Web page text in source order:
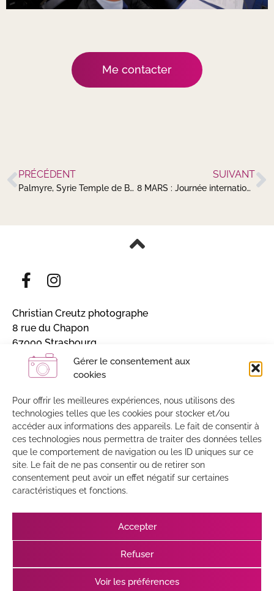
Gérer le consentement aux
cookies
Pour offrir les meilleures expériences, nous utilisons des
technologies telles que les cookies pour stocker et/ou
accéder aux informations des appareils. Le fait de consentir à
ces technologies nous permettra de traiter des données telles
que le comportement de navigation ou les ID uniques sur ce
site. Le fait de ne pas consentir ou de retirer son
consentement peut avoir un effet négatif sur certaines
caractéristiques et fonctions.
Accepter
Refuser
Voir les préférences
Me contacter
PRÉCÉDENT
Palmyre, Syrie Temple de Baalshamin
SUIVANT
8 MARS : Journée internationale de lutte pour le droit des femmes
Christian Creutz photographe
8 rue du Chapon
67000 Strasbourg
Alsace, France
Sans engagement / 4 à 5 lettres par an
J'accepte que mes données soient enregistrées par
MailChimp
JE M'ABONNE